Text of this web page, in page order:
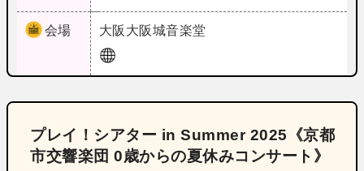
会場 大阪 大阪城音楽堂
プレイ！シアター in Summer 2025《京都
市交響楽団 0歳からの夏休みコンサート》